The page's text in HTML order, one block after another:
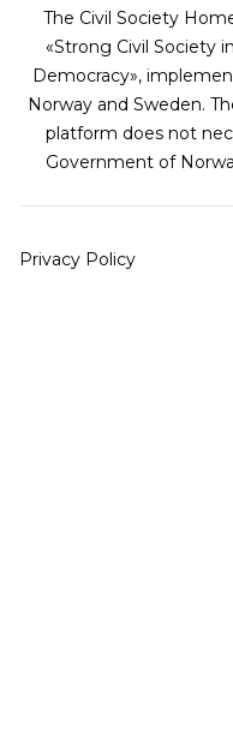
The Civil Society
«Strong Civil Society
Democracy»,
Norway and Sweden.
platform does not
Government of
Privacy Policy